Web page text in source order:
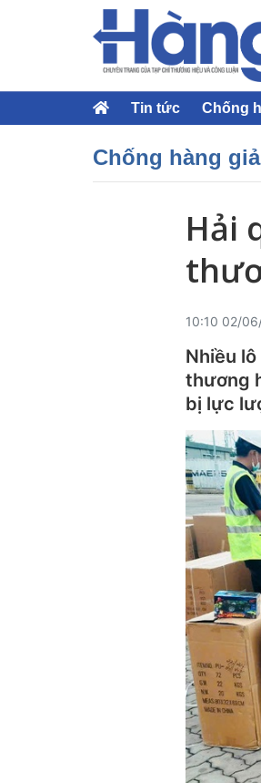
Tin tức Chống
Chống hàng giả
Hải
10:10 02/
Nhiều
thương
bị lực